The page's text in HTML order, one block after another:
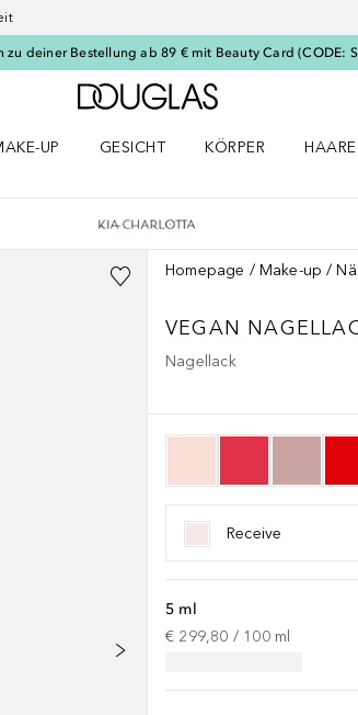
zu deiner Bestellung ab 89 € mit Beauty Card (CODE:
Zur Douglas
UP
GESICHT
KÖRPER
HAARE
Homepage Make-up
VEGAN
Nagellack
Receive
5 ml
€ 299,80 / 100 ml